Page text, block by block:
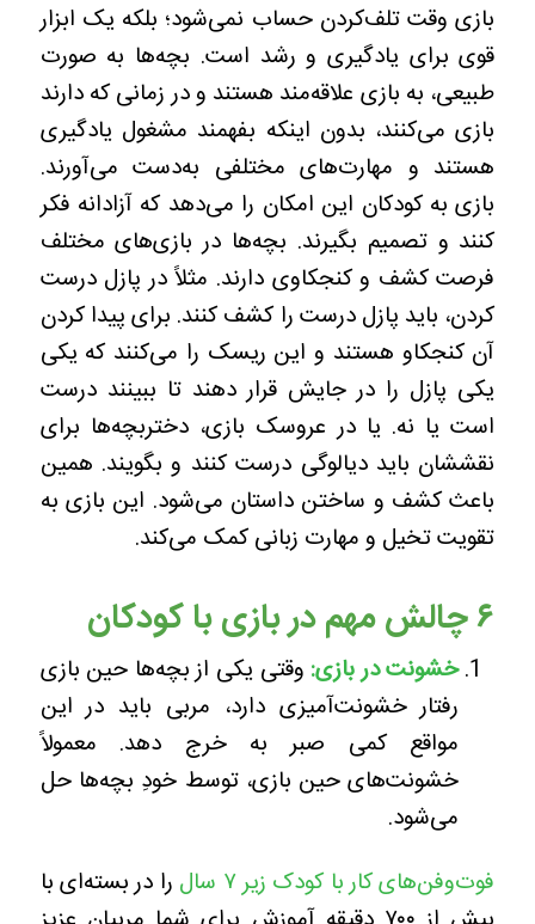
بازی وقت تلف‌کردن حساب نمی‌شود؛ بلکه یک ابزار
قوی برای یادگیری و رشد است. بچه‌ها به صورت
طبیعی، به بازی علاقه‌مند هستند و در زمانی که دارند
بازی می‌کنند، بدون اینکه بفهمند مشغول یادگیری
هستند و مهارت‌های مختلفی به‌دست می‌آورند.
بازی به کودکان این امکان را می‌دهد که آزادانه فکر
کنند و تصمیم بگیرند. بچه‌ها در بازی‌های مختلف
فرصت کشف و کنجکاوی دارند. مثلاً در پازل درست
کردن، باید پازل درست را کشف کنند. برای پیدا کردن
آن کنجکاو هستند و این ریسک را می‌کنند که یکی
یکی پازل‌ را در جایش قرار دهند تا ببینند درست
است یا نه. یا در عروسک بازی، دختربچه‌ها برای
نقششان باید دیالوگی درست کنند و بگویند. همین
باعث کشف و ساختن داستان می‌شود. این بازی به
تقویت تخیل و مهارت‌ زبانی کمک می‌کند.
۶ چالش مهم در بازی با کودکان
خشونت در بازی: وقتی یکی از بچه‌ها حین بازی
رفتار خشونت‌آمیزی دارد، مربی باید در این
مواقع کمی صبر به خرج دهد. معمولاً
خشونت‌های حین بازی، توسط خودِ بچه‌ها حل
می‌شود.
فوت‌وفن‌های کار با کودک زیر ۷ سال
را در بسته‌ای با